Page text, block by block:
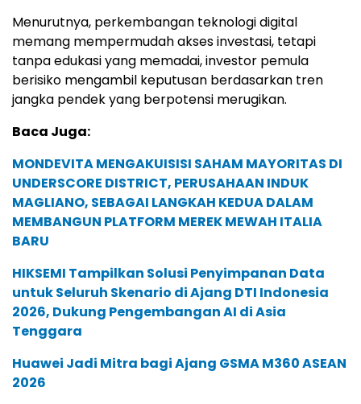
Menurutnya, perkembangan teknologi digital
memang mempermudah akses investasi, tetapi
tanpa edukasi yang memadai, investor pemula
berisiko mengambil keputusan berdasarkan tren
jangka pendek yang berpotensi merugikan.
Baca Juga:
MONDEVITA MENGAKUISISI SAHAM MAYORITAS DI
UNDERSCORE DISTRICT, PERUSAHAAN INDUK
MAGLIANO, SEBAGAI LANGKAH KEDUA DALAM
MEMBANGUN PLATFORM MEREK MEWAH ITALIA
BARU
HIKSEMI Tampilkan Solusi Penyimpanan Data
untuk Seluruh Skenario di Ajang DTI Indonesia
2026, Dukung Pengembangan AI di Asia
Tenggara
Huawei Jadi Mitra bagi Ajang GSMA M360 ASEAN
2026